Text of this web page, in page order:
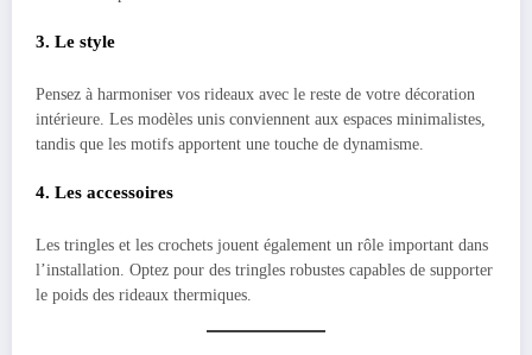
3. Le style
Pensez à harmoniser vos rideaux avec le reste de votre décoration
intérieure. Les modèles unis conviennent aux espaces minimalistes,
tandis que les motifs apportent une touche de dynamisme.
4. Les accessoires
Les tringles et les crochets jouent également un rôle important dans
l’installation. Optez pour des tringles robustes capables de supporter
le poids des rideaux thermiques.